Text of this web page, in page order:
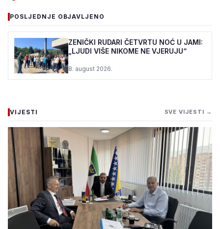
PC DUJE: ŠTIĆENICI I OVE
GODINE U VOĆNJAKU
MIRSADA DURMIĆA
7. august 2026.•132 pregleda
POSLJEDNJE OBJAVLJENO
ZENIČKI RUDARI ČETVRTU NOĆ U JAMI:
„LJUDI VIŠE NIKOME NE VJERUJU“
8. august 2026.
VIJESTI SVE VIJESTI →